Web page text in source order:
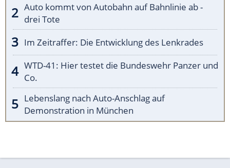
Auto kommt von Autobahn auf Bahnlinie ab -
drei Tote
Im Zeitraffer: Die Entwicklung des Lenkrades
WTD-41: Hier testet die Bundeswehr Panzer und
Co.
Lebenslang nach Auto-Anschlag auf
Demonstration in München